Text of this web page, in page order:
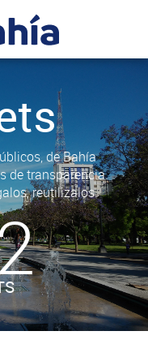
de Bahía
de transparencia.
reutilizalos.